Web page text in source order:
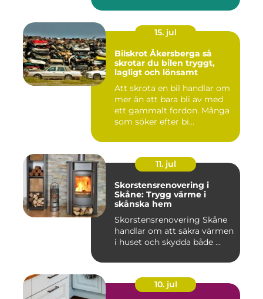
15. jul
Bilskrot Åkersberga så
skrotar du bilen tryggt,
lagligt och lönsamt
Att skrota en bil handlar om
mer än att bara bli av med
ett gammalt fordon. Många
som söker efter bi...
11. jul
Skorstensrenovering i
Skåne: Trygg värme i
skånska hem
Skorstensrenovering Skåne
handlar om att säkra värmen
i huset och skydda både ...
10. jul